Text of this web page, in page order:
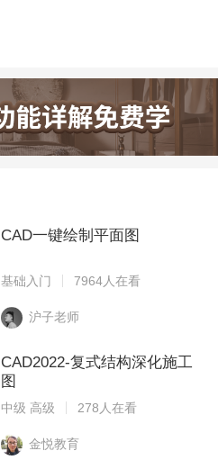
CAD一键绘制平面图
基础入门 7964人在看
沪子老师
CAD2022-复式结构深化施工
图
中级 高级 278人在看
金悦教育